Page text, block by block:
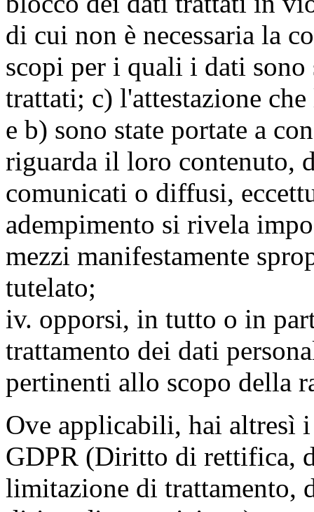
di cui non è necessaria la
scopi per i quali i dati sono
trattati; c) l'attestazione
e b) sono state portate a
riguarda il loro contenuto,
comunicati o diffusi,
adempimento si rivela
mezzi manifestamente
tutelato;
iv. opporsi, in tutto o in
trattamento dei dati
pertinenti allo scopo della
Ove applicabili, hai
GDPR (Diritto di rettifica,
limitazione di trattamento,